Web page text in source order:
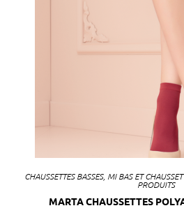
CHAUSSETTES BASSES, MI BAS ET
PRODUITS
MARTA CHAUSSETTES